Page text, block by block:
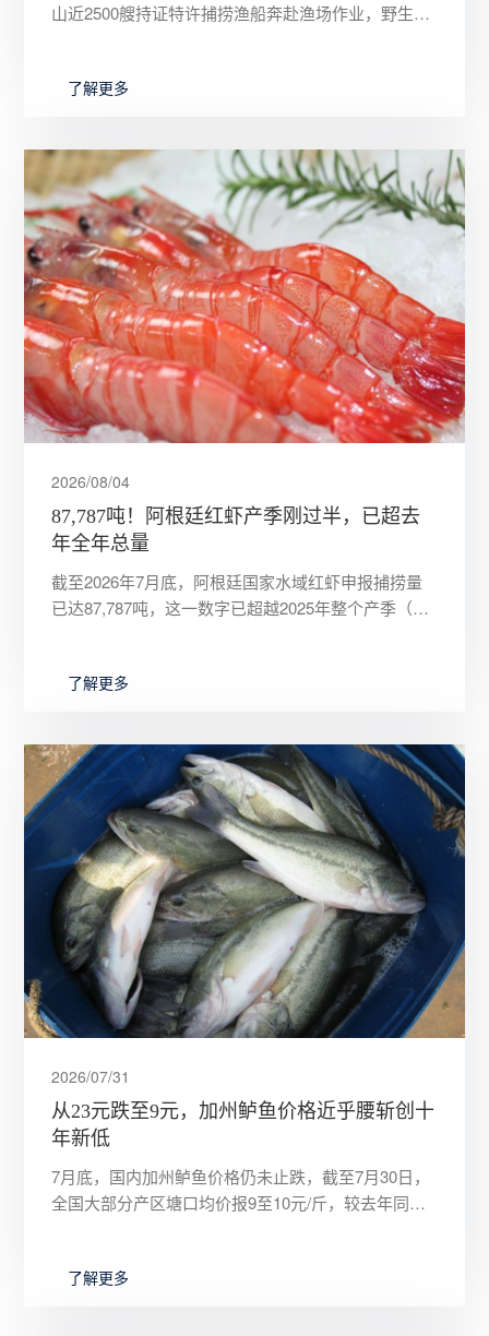
山近2500艘持证特许捕捞渔船奔赴渔场作业，野生梭
了解更多
2026/08/04
87,787吨！阿根廷红虾产季刚过半，已超去
年全年总量
截至2026年7月底，阿根廷国家水域红虾申报捕捞量
已达87,787吨，这一数字已超越2025年整个产季（4
了解更多
2026/07/31
从23元跌至9元，加州鲈鱼价格近乎腰斩创十
年新低
7月底，国内加州鲈鱼价格仍未止跌，截至7月30日，
全国大部分产区塘口均价报9至10元/斤，较去年同期
了解更多